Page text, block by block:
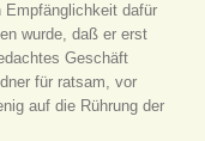
Empfänglichkeit dafür
wurde, daß er erst
Geschäft
für ratsam, vor
auf die Rührung der